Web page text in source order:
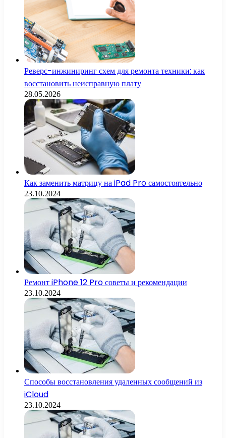
Реверс-инжиниринг схем для ремонта техники: как
восстановить неисправную плату
28.05.2026
Как заменить матрицу на iPad Pro самостоятельно
23.10.2024
Ремонт iPhone 12 Pro советы и рекомендации
23.10.2024
Способы восстановления удаленных сообщений из
iCloud
23.10.2024